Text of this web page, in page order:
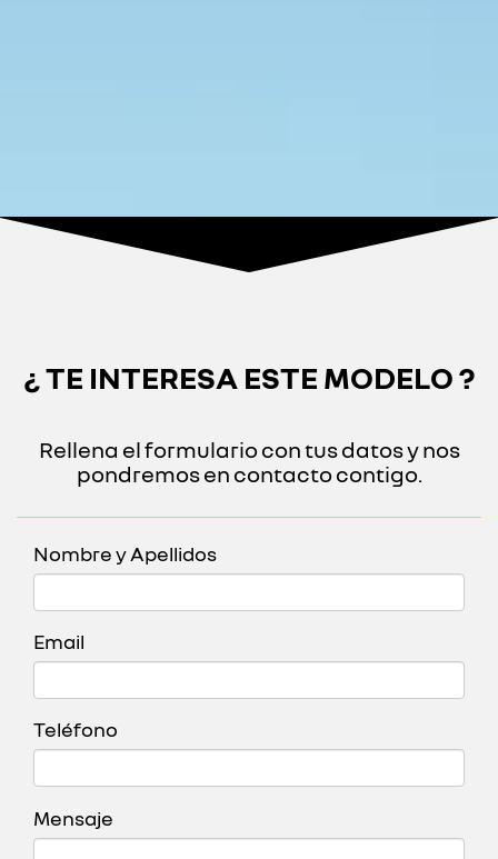
¿ TE INTERESA ESTE MODELO ?
Rellena el formulario con tus datos y nos
pondremos en contacto contigo.
Nombre y Apellidos
Email
Teléfono
Mensaje